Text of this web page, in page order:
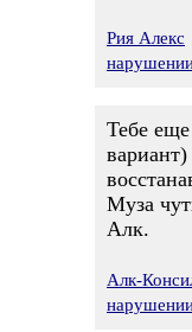
Рия Алекс
Тебе
Муза
Алк.
Алк-